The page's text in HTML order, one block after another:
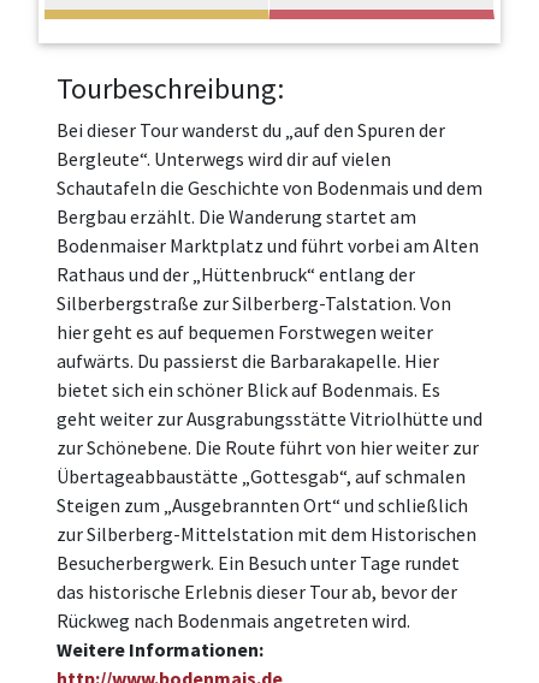
Tourbeschreibung:
Bei dieser Tour wanderst du „auf den Spuren der
Bergleute“. Unterwegs wird dir auf vielen
Schautafeln die Geschichte von Bodenmais und dem
Bergbau erzählt. Die Wanderung startet am
Bodenmaiser Marktplatz und führt vorbei am Alten
Rathaus und der „Hüttenbruck“ entlang der
Silberbergstraße zur Silberberg-Talstation. Von
hier geht es auf bequemen Forstwegen weiter
aufwärts. Du passierst die Barbarakapelle. Hier
bietet sich ein schöner Blick auf Bodenmais. Es
geht weiter zur Ausgrabungsstätte Vitriolhütte und
zur Schönebene. Die Route führt von hier weiter zur
Übertageabbaustätte „Gottesgab“, auf schmalen
Steigen zum „Ausgebrannten Ort“ und schließlich
zur Silberberg-Mittelstation mit dem Historischen
Besucherbergwerk. Ein Besuch unter Tage rundet
das historische Erlebnis dieser Tour ab, bevor der
Rückweg nach Bodenmais angetreten wird.
Weitere Informationen: